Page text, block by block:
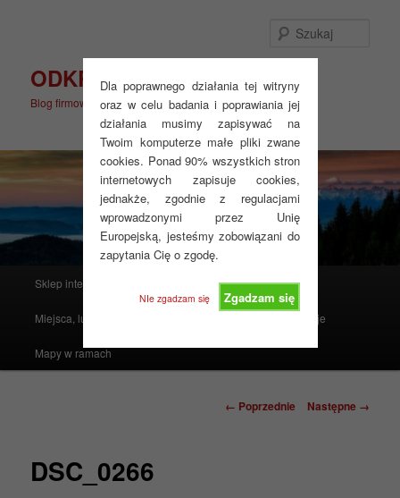
Dla poprawnego działania tej witryny
oraz w celu badania i poprawiania jej
działania musimy zapisywać na
Twoim komputerze małe pliki zwane
cookies. Ponad 90% wszystkich stron
internetowych zapisuje cookies,
jednakże, zgodnie z regulacjami
wprowadzonymi przez Unię
Europejską, jesteśmy zobowiązani do
zapytania Cię o zgodę.
Zgadzam się
NIe zgadzam się
ODKRYJ WIĘCEJ
Blog firmowy
Sklep internetowy Produkty polecane
Miejsca, ludzie, mapy i atlasy Instrukcje
Mapy w ramach
Nawigacja
← Poprzednie Następne →
DSC_0266